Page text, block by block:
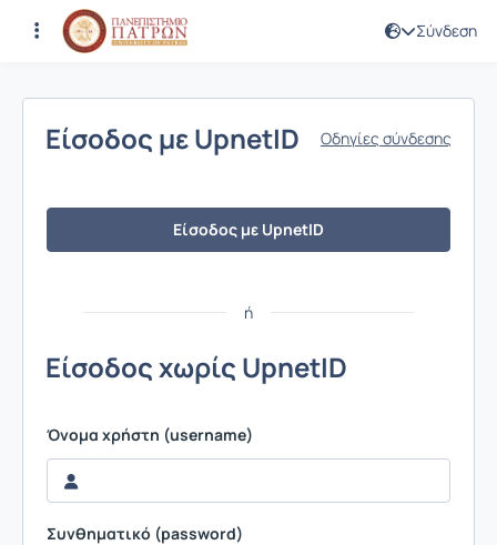
Σύνδεση
Σύνδεση
Είσοδος με UpnetID Οδηγίες σύνδεσης
Είσοδος με UpnetID
ή
Είσοδος χωρίς UpnetID
Όνομα χρήστη (username)
Συνθηματικό (password)